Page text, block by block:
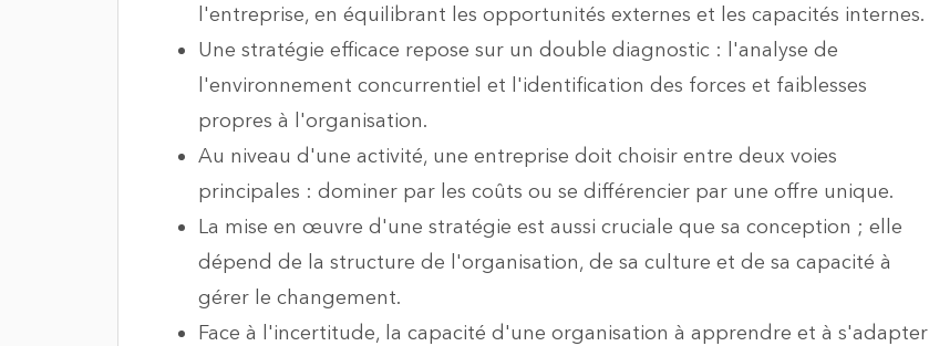
l'entreprise, en équilibrant les opportunités externes et les capacités internes.
Une stratégie efficace repose sur un double diagnostic : l'analyse de
l'environnement concurrentiel et l'identification des forces et faiblesses
propres à l'organisation.
Au niveau d'une activité, une entreprise doit choisir entre deux voies
principales : dominer par les coûts ou se différencier par une offre unique.
La mise en œuvre d'une stratégie est aussi cruciale que sa conception ; elle
dépend de la structure de l'organisation, de sa culture et de sa capacité à
gérer le changement.
Face à l'incertitude, la capacité d'une organisation à apprendre et à s'adapter